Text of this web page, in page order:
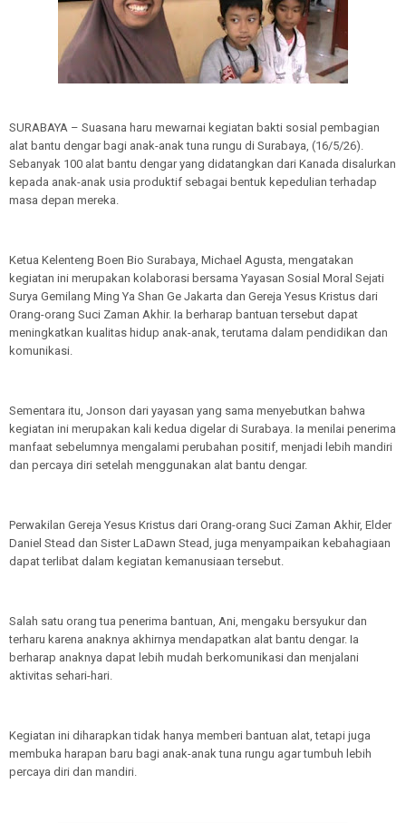
SURABAYA – Suasana haru mewarnai kegiatan bakti sosial pembagian
alat bantu dengar bagi anak-anak tuna rungu di Surabaya, (16/5/26).
Sebanyak 100 alat bantu dengar yang didatangkan dari Kanada disalurkan
kepada anak-anak usia produktif sebagai bentuk kepedulian terhadap
masa depan mereka.
Ketua Kelenteng Boen Bio Surabaya, Michael Agusta, mengatakan
kegiatan ini merupakan kolaborasi bersama Yayasan Sosial Moral Sejati
Surya Gemilang Ming Ya Shan Ge Jakarta dan Gereja Yesus Kristus dari
Orang-orang Suci Zaman Akhir. Ia berharap bantuan tersebut dapat
meningkatkan kualitas hidup anak-anak, terutama dalam pendidikan dan
komunikasi.
Sementara itu, Jonson dari yayasan yang sama menyebutkan bahwa
kegiatan ini merupakan kali kedua digelar di Surabaya. Ia menilai penerima
manfaat sebelumnya mengalami perubahan positif, menjadi lebih mandiri
dan percaya diri setelah menggunakan alat bantu dengar.
Perwakilan Gereja Yesus Kristus dari Orang-orang Suci Zaman Akhir, Elder
Daniel Stead dan Sister LaDawn Stead, juga menyampaikan kebahagiaan
dapat terlibat dalam kegiatan kemanusiaan tersebut.
Salah satu orang tua penerima bantuan, Ani, mengaku bersyukur dan
terharu karena anaknya akhirnya mendapatkan alat bantu dengar. Ia
berharap anaknya dapat lebih mudah berkomunikasi dan menjalani
aktivitas sehari-hari.
Kegiatan ini diharapkan tidak hanya memberi bantuan alat, tetapi juga
membuka harapan baru bagi anak-anak tuna rungu agar tumbuh lebih
percaya diri dan mandiri.